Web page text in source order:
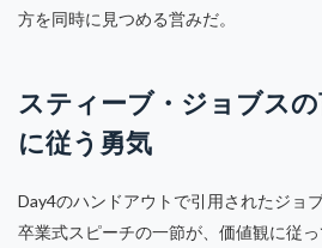
方を同時に見つめる営みだ。
スティーブ・ジョブス
に従う勇気
Day4のハンドアウトで引用されたジョ
卒業式スピーチの一節が、価値観に従